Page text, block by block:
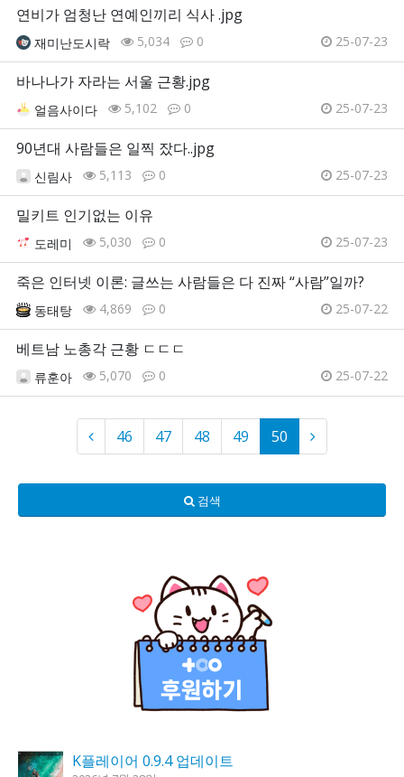
연비가 엄청난 연예인끼리 식사 .jpg
재미난도시락 5,034 0 25-07-23
바나나가 자라는 서울 근황.jpg
얼음사이다 5,102 0 25-07-23
90년대 사람들은 일찍 잤다..jpg
신림사 5,113 0 25-07-23
밀키트 인기없는 이유
도레미 5,030 0 25-07-23
죽은 인터넷 이론: 글쓰는 사람들은 다 진짜 “사람”일까?
동태탕 4,869 0 25-07-22
베트남 노총각 근황 ㄷㄷㄷ
류훈아 5,070 0 25-07-22
46 47 48 49 50
검색
K플레이어 0.9.4 업데이트